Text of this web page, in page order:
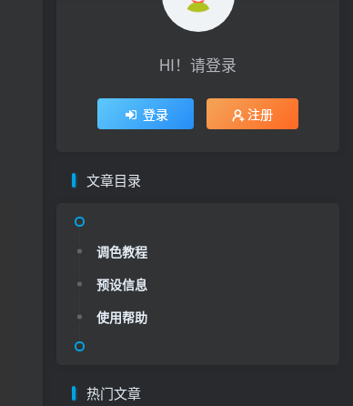
HI！请登录
登录 注册
文章目录
调色教程
预设信息
使用帮助
热门文章